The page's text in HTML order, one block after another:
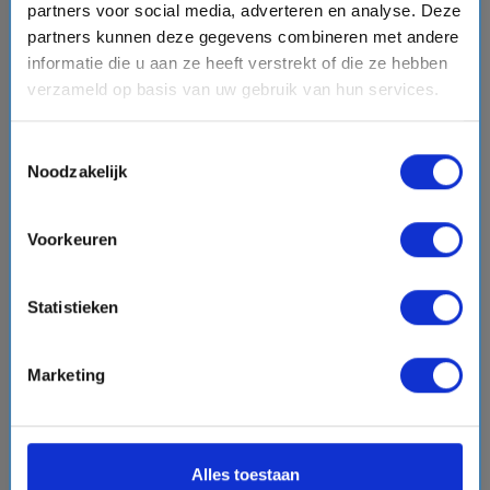
partners voor social media, adverteren en analyse. Deze
partners kunnen deze gegevens combineren met andere
informatie die u aan ze heeft verstrekt of die ze hebben
verzameld op basis van uw gebruik van hun services.
Noodzakelijk
Voorkeuren
Statistieken
Marketing
Alles toestaan
schedule15 dagen placeWest-Middellandse Zee
Vaarroute:Bremerhaven, Dag op Zee, Cherbourg, Dag
op Zee, La Coruna, Porto, Lissabon, Lissabon, Dag op Zee,
Bilbao, Le Verdon, Dag op Zee, le Havre (Parijs), Dag op
Zee, Bremerhaven
favorite